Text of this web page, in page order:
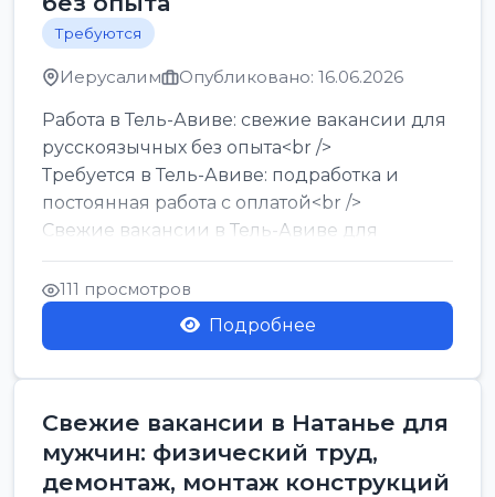
Требуются
Иерусалим Опубликовано: 16.06.2026
Работа в Тель-Авиве: свежие вакансии для
русскоязычных без опыта<br />
Требуется в Тель-Авиве: подработка и
постоянная работа с оплатой<br />
Свежие вакансии в Тель-Авиве для
мужчин и женщин от хозя...
111 просмотров
Подробнее
Свежие вакансии в Натанье для
мужчин: физический труд,
демонтаж, монтаж конструкций